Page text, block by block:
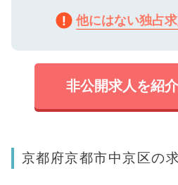
他にはない独占
非公開求人を紹
京都府京都市中京区の